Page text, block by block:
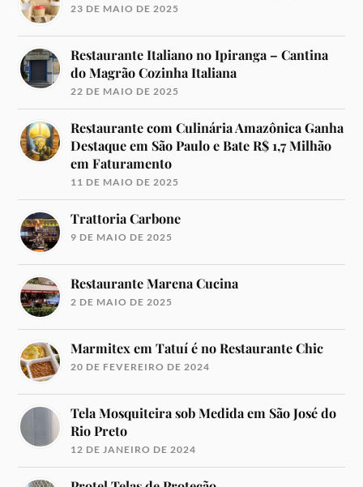
23 DE MAIO DE 2025
Restaurante Italiano no Ipiranga – Cantina
do Magrão Cozinha Italiana
22 DE MAIO DE 2025
Restaurante com Culinária Amazônica Ganha
Destaque em São Paulo e Bate R$ 1,7 Milhão
em Faturamento
11 DE MAIO DE 2025
Trattoria Carbone
9 DE MAIO DE 2025
Restaurante Marena Cucina
2 DE MAIO DE 2025
Marmitex em Tatuí é no Restaurante Chic
20 DE FEVEREIRO DE 2024
Tela Mosquiteira sob Medida em São José do
Rio Preto
12 DE JANEIRO DE 2024